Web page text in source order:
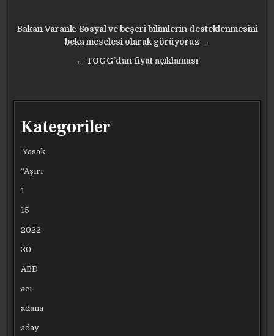
Yazı
gezinmesi
Bakan Varank: Sosyal ve beşeri bilimlerin desteklenmesini
beka meselesi olarak görüyoruz →
← TOGG’dan fiyat açıklaması
Kategoriler
Yasak
“Aşırı
1
15
2022
30
ABD
acı
adana
aday